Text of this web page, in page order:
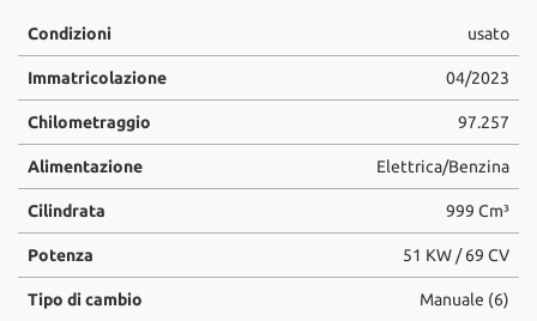
Condizioni usato
Immatricolazione 04/2023
Chilometraggio 97.257
Alimentazione Elettrica/Benzina
Cilindrata 999 Cm³
Potenza 51 KW / 69 CV
Tipo di cambio Manuale (6)
Cookie necessari
Cookie delle preferenze
Cookie per il miglioramento dell'esperienza utente
Cookie analitici